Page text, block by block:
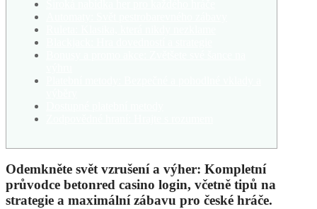
Odemkněte svět vzrušení a výher: Kompletní
průvodce betonred casino login, včetně tipů na
strategie a maximální zábavu pro české hráče.